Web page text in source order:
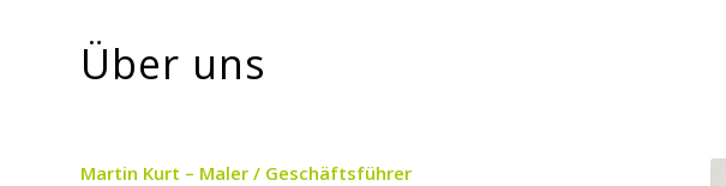
Über uns
Martin Kurt – Maler / Geschäftsführer